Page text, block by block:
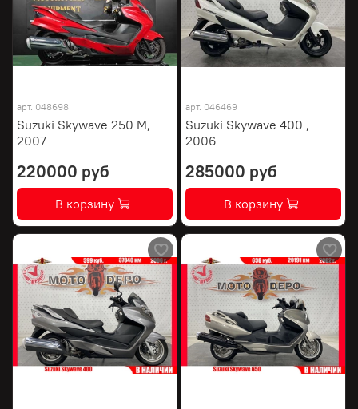
арт. 048698
Suzuki Skywave 250 M,
2007
220000 руб
В корзину
арт. 046469
Suzuki Skywave 400 ,
2006
285000 руб
В корзину